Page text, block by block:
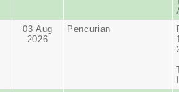
03 Aug
2026
Pencurian